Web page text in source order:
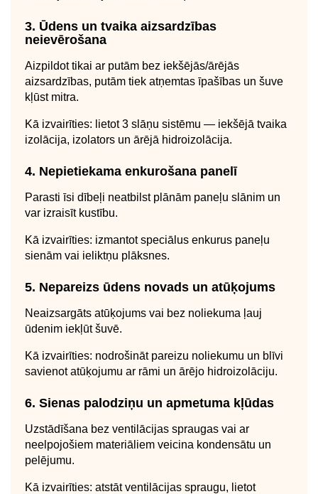
3. Ūdens un tvaika aizsardzības
neievērošana
Aizpildot tikai ar putām bez iekšējās/ārējās
aizsardzības, putām tiek atņemtas īpašības un šuve
kļūst mitra.
Kā izvairīties: lietot 3 slāņu sistēmu — iekšējā tvaika
izolācija, izolators un ārējā hidroizolācija.
4. Nepietiekama enkurošana panelī
Parasti īsi dībeļi neatbilst plānām paneļu slānim un
var izraisīt kustību.
Kā izvairīties: izmantot speciālus enkurus paneļu
sienām vai ieliktņu plāksnes.
5. Nepareizs ūdens novads un atūķojums
Neaizsargāts atūķojums vai bez noliekuma ļauj
ūdenim iekļūt šuvē.
Kā izvairīties: nodrošināt pareizu noliekumu un blīvi
savienot atūķojumu ar rāmi un ārējo hidroizolāciju.
6. Sienas palodziņu un apmetuma kļūdas
Uzstādīšana bez ventilācijas spraugas vai ar
neelpojošiem materiāliem veicina kondensātu un
pelējumu.
Kā izvairīties: atstāt ventilācijas spraugu, lietot